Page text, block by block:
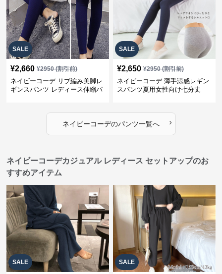
SALE
¥2,660 ¥2950(割引前)
ネイビーコーデ リブ編み美脚レ
ギンスパンツ レディース伸縮パ
SALE
¥2,650 ¥2950(割引前)
ネイビーコーデ 薄手涼感レギン
スパンツ夏用女性向け七分丈
ネイビーコーデのパンツ一覧へ ›
ネイビーコーデカジュアル レディース セットアップのお
すすめアイテム
SALE SALE